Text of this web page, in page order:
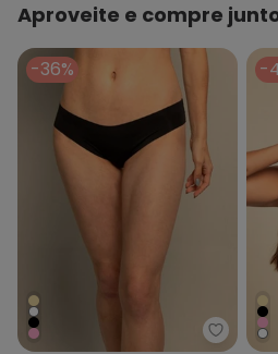
Aproveite e compre
-36% -